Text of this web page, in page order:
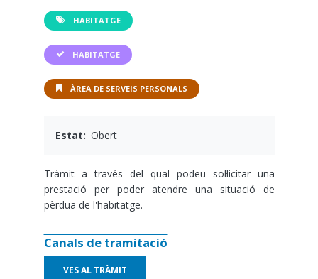
HABITATGE
HABITATGE
ÀREA DE SERVEIS PERSONALS
Estat Obert
Tràmit a través del qual podeu sol·licitar una
prestació per poder atendre una situació de
pèrdua de l'habitatge.
Canals de tramitació
VES AL TRÀMIT